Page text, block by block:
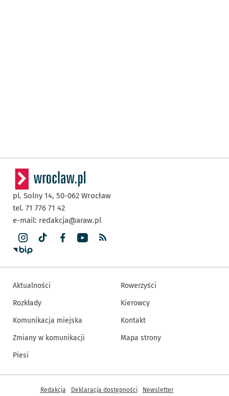
pl. Solny 14, 50-062 Wrocław
tel. 71 776 71 42
e-mail: redakcja@araw.pl
Aktualności
Rozkłady
Komunikacja miejska
Zmiany w komunikacji
Piesi
Rowerzyści
Kierowcy
Kontakt
Mapa strony
Inne informacje
Redakcja Deklaracja dostępności Newsletter